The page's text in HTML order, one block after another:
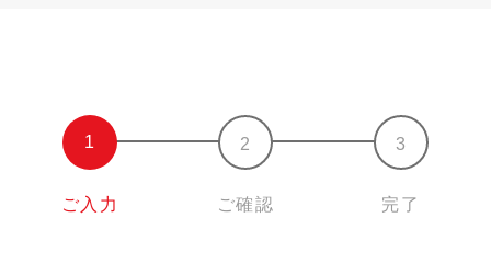
ご入力 ご確認 完了